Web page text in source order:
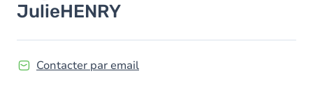
JulieHENRY
Contacter par email